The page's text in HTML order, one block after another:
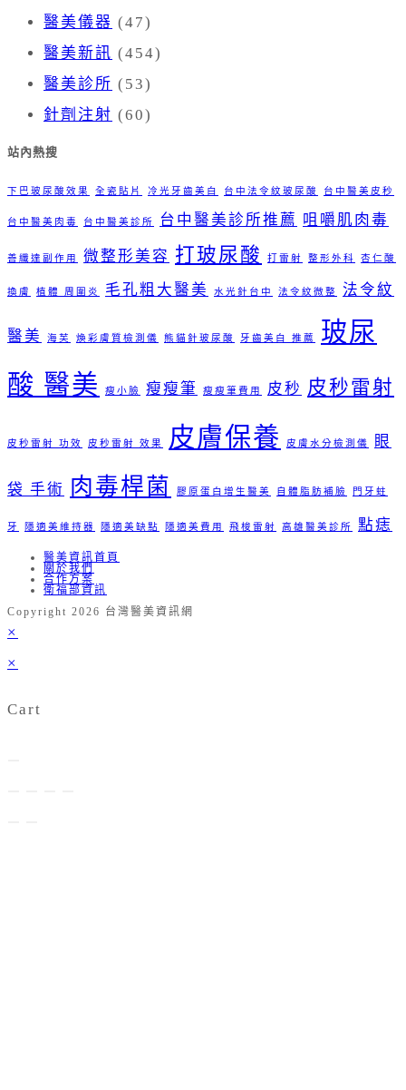
醫美儀器 (47)
醫美新訊 (454)
醫美診所 (53)
針劑注射 (60)
站內熱搜
下巴玻尿酸效果 全瓷貼片 冷光牙齒美白 台中法令紋玻尿酸 台中醫美皮秒
台中醫美肉毒 台中醫美診所 台中醫美診所推薦 咀嚼肌肉毒
善纖達副作用 微整形美容 打玻尿酸 打雷射 整形外科 杏仁酸
換膚 植體 周圍炎 毛孔粗大醫美 水光針台中 法令紋微整 法令紋
醫美 海芙 煥彩膚質檢測儀 熊貓針玻尿酸 牙齒美白 推薦
玻尿
酸 醫美
瘦小臉 瘦瘦筆 瘦瘦筆費用 皮秒 皮秒雷射
皮秒雷射 功效 皮秒雷射 效果 皮膚保養 皮膚水分檢測儀 眼
袋 手術 肉毒桿菌 膠原蛋白增生醫美 自體脂肪補臉 門牙蛀
牙 隱適美維持器 隱適美缺點 隱適美費用 飛梭雷射 高雄醫美診所 點痣
醫美資訊首頁
關於我們
合作方案
衛福部資訊
Copyright 2026 台灣醫美資訊網
×
×
Cart